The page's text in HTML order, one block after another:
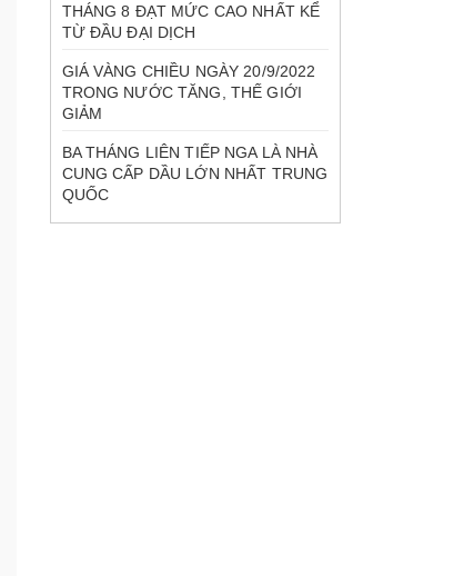
THÁNG 8 ĐẠT MỨC CAO NHẤT KỂ
TỪ ĐẦU ĐẠI DỊCH
GIÁ VÀNG CHIỀU NGÀY 20/9/2022
TRONG NƯỚC TĂNG, THẾ GIỚI
GIẢM
BA THÁNG LIÊN TIẾP NGA LÀ NHÀ
CUNG CẤP DẦU LỚN NHẤT TRUNG
QUỐC